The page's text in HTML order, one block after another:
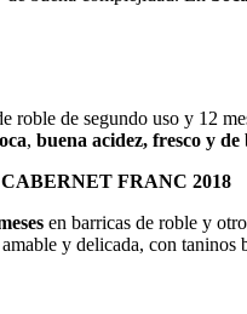
roble de segundo uso y 12
, buena acidez, fresco y
FRANC 2018
en barricas de roble y
amable y delicada, con